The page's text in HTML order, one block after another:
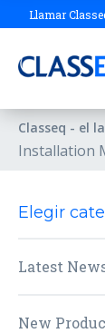
Llamar
Classeq - el
Installation
Elegir
Latest
New